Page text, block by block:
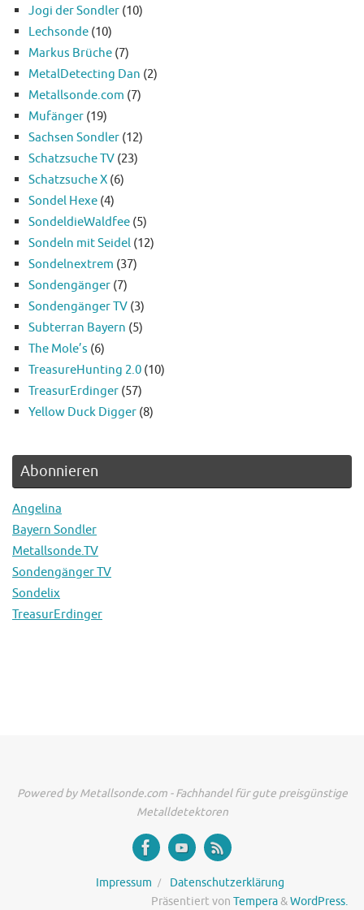
Jogi der Sondler (10)
Lechsonde (10)
Markus Brüche (7)
MetalDetecting Dan (2)
Metallsonde.com (7)
Mufänger (19)
Sachsen Sondler (12)
Schatzsuche TV (23)
Schatzsuche X (6)
Sondel Hexe (4)
SondeldieWaldfee (5)
Sondeln mit Seidel (12)
Sondelnextrem (37)
Sondengänger (7)
Sondengänger TV (3)
Subterran Bayern (5)
The Mole’s (6)
TreasureHunting 2.0 (10)
TreasurErdinger (57)
Yellow Duck Digger (8)
Abonnieren
Angelina
Bayern Sondler
Metallsonde.TV
Sondengänger TV
Sondelix
TreasurErdinger
Powered by Metallsonde.com - Fachhandel für gute preisgünstige
Metalldetektoren
Impressum
Datenschutzerklärung
Präsentiert von Tempera&WordPress.